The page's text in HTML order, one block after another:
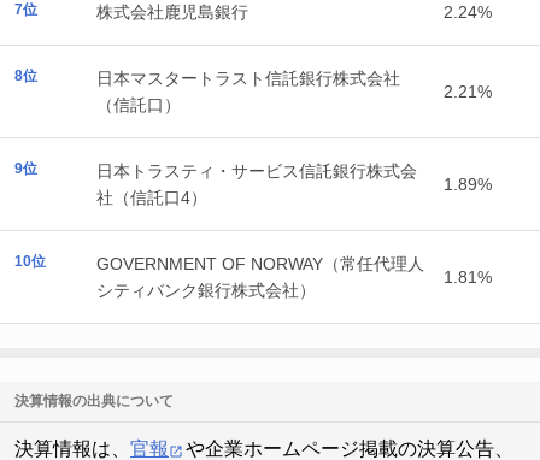
7位 株式会社鹿児島銀行 2.24%
8位
日本マスタートラスト信託銀行株式会社
（信託口）
2.21%
9位
日本トラスティ・サービス信託銀行株式会
社（信託口4）
1.89%
10位
GOVERNMENT OF NORWAY（常任代理人
シティバンク銀行株式会社）
1.81%
決算情報の出典について
決算情報は、 官報
や企業ホームページ掲載の決算公告、